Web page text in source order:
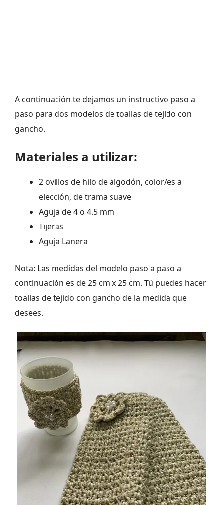
A continuación te dejamos un instructivo paso a
paso para dos modelos de toallas de tejido con
gancho.
Materiales a utilizar:
2 ovillos de hilo de algodón, color/es a
elección, de trama suave
Aguja de 4 o 4.5 mm
Tijeras
Aguja Lanera
Nota: Las medidas del modelo paso a paso a
continuación es de 25 cm x 25 cm. Tú puedes hacer
toallas de tejido con gancho de la medida que
desees.